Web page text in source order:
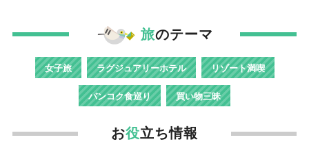
旅のテーマ
女子旅 ラグジュアリーホテル リゾート満喫
バンコク食巡り 買い物三昧
お役立ち情報